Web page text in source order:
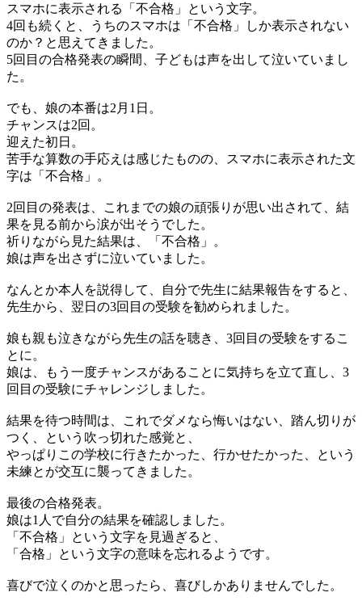
スマホに表示される「不合格」という文字。
4回も続くと、うちのスマホは「不合格」しか表示されない
のか？と思えてきました。
5回目の合格発表の瞬間、子どもは声を出して泣いていまし
た。
でも、娘の本番は2月1日。
チャンスは2回。
迎えた初日。
苦手な算数の手応えは感じたものの、スマホに表示された文
字は「不合格」。
2回目の発表は、これまでの娘の頑張りが思い出されて、結
果を見る前から涙が出そうでした。
祈りながら見た結果は、「不合格」。
娘は声を出さずに泣いていました。
なんとか本人を説得して、自分で先生に結果報告をすると、
先生から、翌日の3回目の受験を勧められました。
娘も親も泣きながら先生の話を聴き、3回目の受験をするこ
とに。
娘は、もう一度チャンスがあることに気持ちを立て直し、3
回目の受験にチャレンジしました。
結果を待つ時間は、これでダメなら悔いはない、踏ん切りが
つく、という吹っ切れた感覚と、
やっぱりこの学校に行きたかった、行かせたかった、という
未練とが交互に襲ってきました。
最後の合格発表。
娘は1人で自分の結果を確認しました。
「不合格」という文字を見過ぎると、
「合格」という文字の意味を忘れるようです。
喜びで泣くのかと思ったら、喜びしかありませんでした。